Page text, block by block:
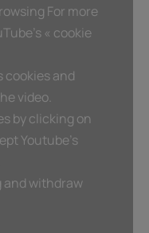
For more
« cookie
cookies and
video.
by clicking on
Youtube's
and withdraw